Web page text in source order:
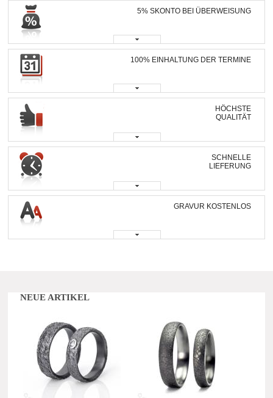
5% SKONTO BEI ÜBERWEISUNG
100% EINHALTUNG DER TERMINE
HÖCHSTE
QUALITÄT
SCHNELLE
LIEFERUNG
GRAVUR KOSTENLOS
NEUE ARTIKEL